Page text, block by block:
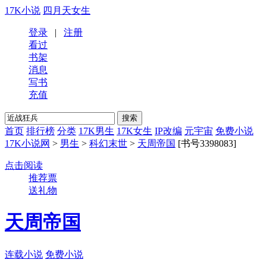
17K小说 四月天女生
登录 | 注册
看过
书架
消息
写书
充值
首页 排行榜 分类 17K男生 17K女生 IP改编 元宇宙 免费小说
17K小说网 > 男生 > 科幻末世 > 天周帝国 [书号3398083]
点击阅读
推荐票
送礼物
天周帝国
连载小说 免费小说